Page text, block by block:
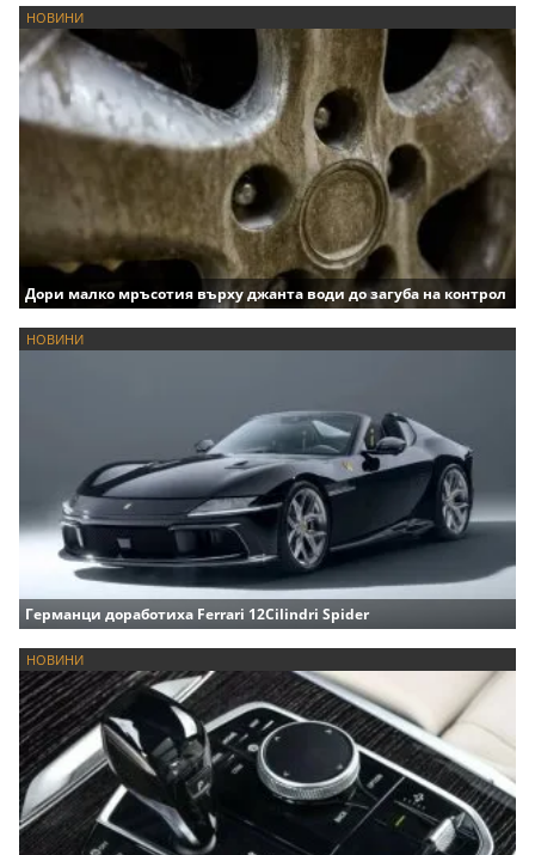
НОВИНИ
Дори малко мръсотия върху джанта води до загуба на контрол
НОВИНИ
Германци доработиха Ferrari 12Cilindri Spider
НОВИНИ